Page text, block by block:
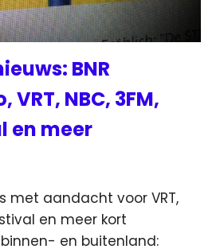
BNR
NBC, 3FM,
en meer
met aandacht voor VRT,
en meer kort
en buitenland: